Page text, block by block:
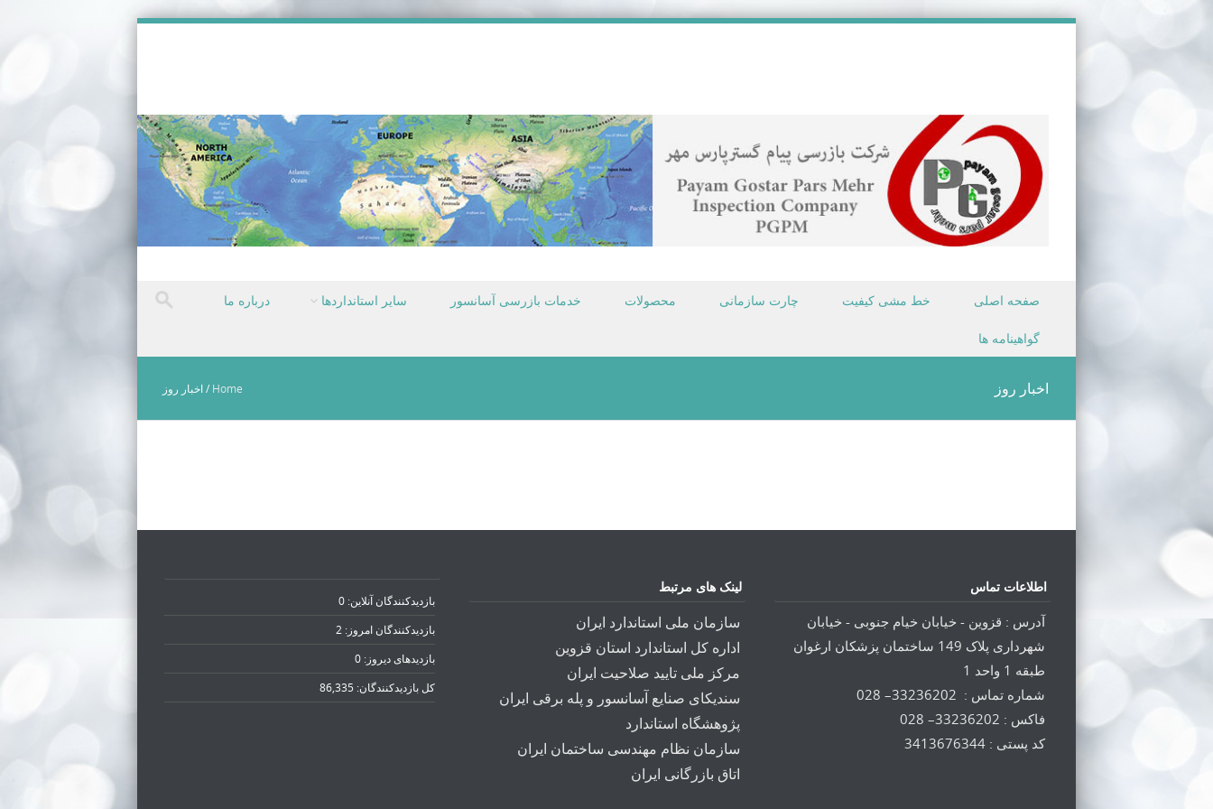
Skip to content
صفحه اصلی خط مشی کیفیت چارت سازمانی محصولات خدمات بازرسی آسانسور سایر استانداردها درباره ما
گواهینامه ها
اخبار روز Home
/اخبار روز
اطلاعات تماس
آدرس : قزوین - خیابان خیام جنوبی - خیابان
شهرداری پلاک 149 ساختمان پزشکان ارغوان
طبقه 1 واحد 1
شماره تماس : 33236202– 028
فاکس : 33236202– 028
کد پستی : 3413676344
لینک های مرتبط
سازمان ملی استاندارد ایران
اداره کل استاندارد استان قزوین
مرکز ملی تایید صلاحیت ایران
سندیکای صنایع آسانسور و پله برقی ایران
پژوهشگاه استاندارد
سازمان نظام مهندسی ساختمان ایران
اتاق بازرگانی ایران
بازدیدکنندگان آنلاین: 0
بازدیدکنندگان امروز: 2
بازدیدهای دیروز: 0
کل بازدیدکنند‌گان: 86,335